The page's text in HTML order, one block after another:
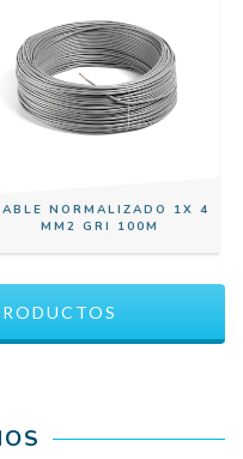
NORMALIZADO 1X 4
MM2 GRI 100M